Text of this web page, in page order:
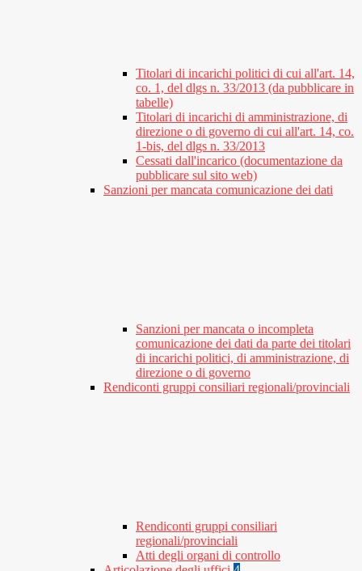
Titolari di incarichi politici di cui all'art. 14,
co. 1, del dlgs n. 33/2013 (da pubblicare in
tabelle)
Titolari di incarichi di amministrazione, di
direzione o di governo di cui all'art. 14, co.
1-bis, del dlgs n. 33/2013
Cessati dall'incarico (documentazione da
pubblicare sul sito web)
Sanzioni per mancata comunicazione dei dati
Sanzioni per mancata o incompleta
comunicazione dei dati da parte dei titolari
di incarichi politici, di amministrazione, di
direzione o di governo
Rendiconti gruppi consiliari regionali/provinciali
Rendiconti gruppi consiliari
regionali/provinciali
Atti degli organi di controllo